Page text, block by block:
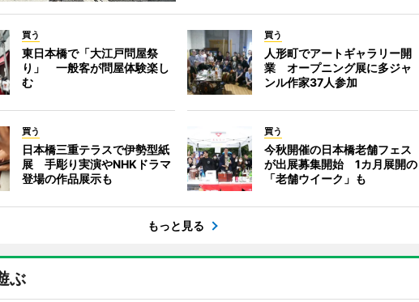
買う
東日本橋で「大江戸問屋祭
り」 一般客が問屋体験楽し
む
買う
人形町でアートギャラリー開
業 オープニング展に多ジャ
ンル作家37人参加
買う
日本橋三重テラスで伊勢型紙
展 手彫り実演やNHKドラマ
登場の作品展示も
買う
今秋開催の日本橋老舗フェス
が出展募集開始 1カ月展開の
「老舗ウイーク」も
もっと見る
ぶ